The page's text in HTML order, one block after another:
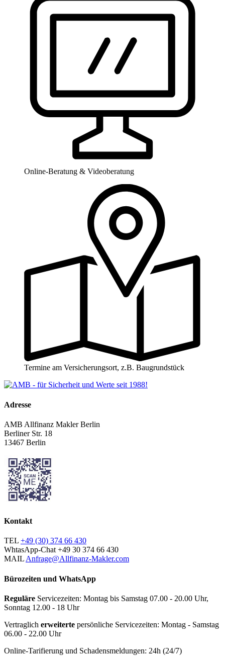
Online-Beratung & Videoberatung
Termine am Versicherungsort, z.B. Baugrundstück
Adresse
AMB Allfinanz Makler Berlin
Berliner Str. 18
13467 Berlin
Kontakt
TEL +49 (30) 374 66 430
WhtasApp-Chat +49 30 374 66 430
MAIL Anfrage@Allfinanz-Makler.com
Bürozeiten und WhatsApp
Reguläre Servicezeiten: Montag bis Samstag 07.00 - 20.00 Uhr,
Sonntag 12.00 - 18 Uhr
Vertraglich erweiterte persönliche Servicezeiten: Montag - Samstag
06.00 - 22.00 Uhr
Online-Tarifierung und Schadensmeldungen: 24h (24/7)